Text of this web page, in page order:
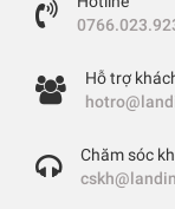
Hỗ trợ
Chăm sóc